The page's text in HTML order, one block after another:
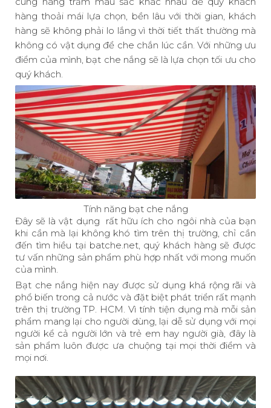
hàng thoải mái lựa chọn, bền lâu với thời gian, khách
hàng sẽ không phải lo lắng vì thời tiết thất thường mà
không có vật dụng để che chắn lúc cần. Với những ưu
điểm của mình, bạt che nắng sẽ là lựa chọn tối ưu cho
quý khách.
Tính năng bạt che nắng
Đây sẽ là vật dụng rất hữu ích cho ngôi nhà của bạn
khi cần mà lại không khó tìm trên thị trường, chỉ cần
đến tìm hiều tại batche.net, quý khách hàng sẽ được
tư vấn những sản phẩm phù hợp nhất với mong muốn
của mình.
Bạt che nắng hiện nay được sử dụng khá rộng rãi và
phổ biến trong cả nước và đặt biệt phát triển rất mạnh
trên thị trường TP. HCM. Vì tính tiện dụng mà mỗi sản
phẩm mang lại cho người dùng, lại dễ sử dụng với mọi
người kể cả người lớn và trẻ em hay người già, đây là
sản phẩm luôn được ưa chuộng tại mọi thời điểm và
mọi nơi.